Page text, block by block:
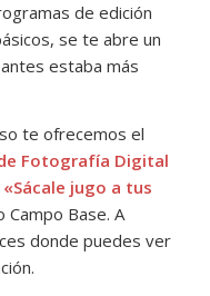
de edición
se te abre un
estaba más
te ofrecemos el
Fotografía Digital
jugo a tus
Base. A
donde puedes ver